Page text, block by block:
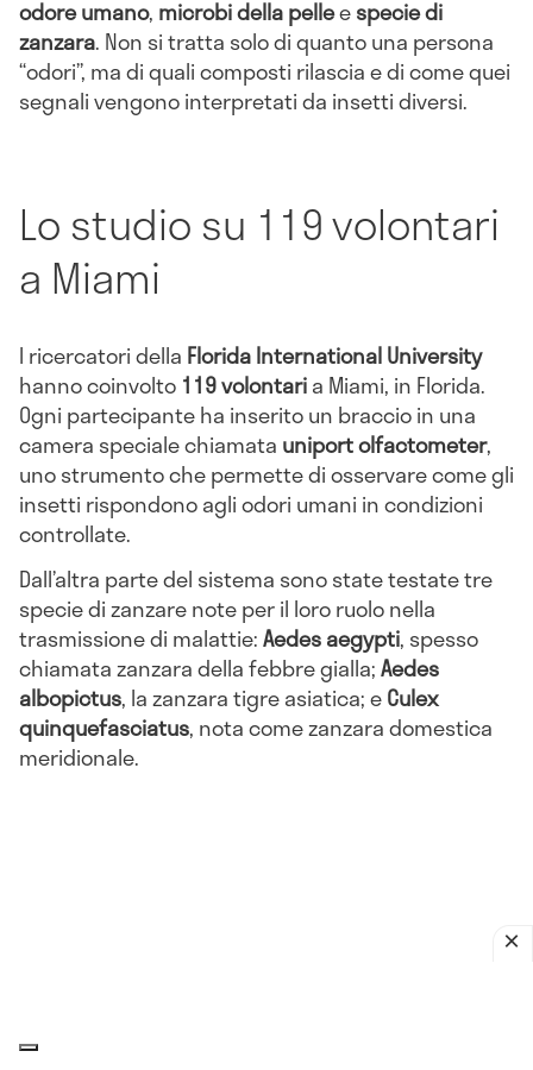
odore umano, microbi della pelleespecie di
zanzara. Non si tratta solo di quanto una persona
“odori”, ma di quali composti rilascia e di come quei
segnali vengono interpretati da insetti diversi.
Lo studio su 119 volontari
a Miami
I ricercatori della Florida International University
hanno coinvolto 119 volontaria Miami, in Florida.
Ogni partecipante ha inserito un braccio in una
camera speciale chiamata uniport olfactometer,
uno strumento che permette di osservare come gli
insetti rispondono agli odori umani in condizioni
controllate.
Dall’altra parte del sistema sono state testate tre
specie di zanzare note per il loro ruolo nella
trasmissione di malattie:Aedes aegypti, spesso
chiamata zanzara della febbre gialla;Aedes
albopictus, la zanzara tigre asiatica; eCulex
quinquefasciatus, nota come zanzara domestica
meridionale.